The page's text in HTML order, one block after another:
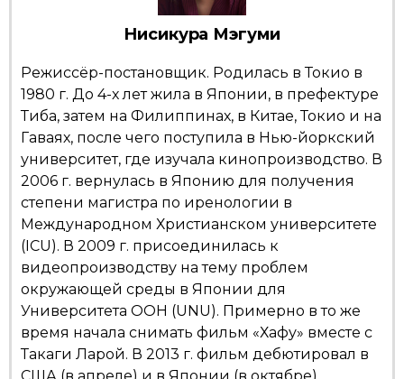
Жизнь
Технологии
Токио
От редакции
Нисикура Мэгуми
Режиссёр-постановщик. Родилась в Токио в
1980 г. До 4-х лет жила в Японии, в префектуре
Тиба, затем на Филиппинах, в Китае, Токио и на
Гаваях, после чего поступила в Нью-йоркский
университет, где изучала кинопроизводство. В
2006 г. вернулась в Японию для получения
степени магистра по иренологии в
Международном Христианском университете
(ICU). В 2009 г. присоединилась к
видеопроизводству на тему проблем
окружающей среды в Японии для
Университета ООН (UNU). Примерно в то же
время начала снимать фильм «Хафу» вместе с
Такаги Ларой. В 2013 г. фильм дебютировал в